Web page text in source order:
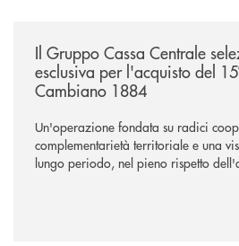
Il Gruppo Cassa Centrale
esclusiva per l'acquisto del
Cambiano 1884
Un'operazione fondata su radici
complementarietà territoriale e una
lungo periodo, nel pieno rispetto
negoziazione esclusiva per la